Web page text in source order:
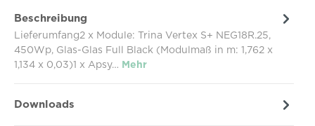
Beschreibung
Lieferumfang2 x Module: Trina Vertex S+ NEG18R.25,
450Wp, Glas-Glas Full Black (Modulmaß in m: 1,762 x
1,134 x 0,03)1 x Apsy… Mehr
Downloads